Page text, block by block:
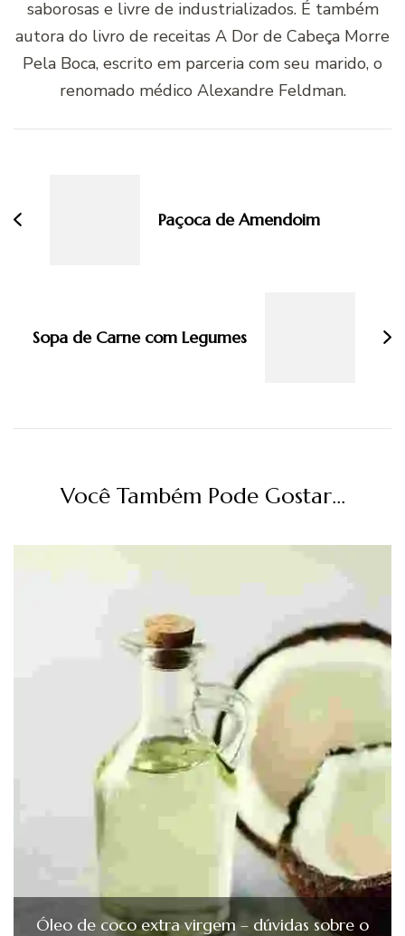
saborosas e livre de industrializados. É também
autora do livro de receitas A Dor de Cabeça Morre
Pela Boca, escrito em parceria com seu marido, o
renomado médico Alexandre Feldman.
Paçoca de Amendoim
Sopa de Carne com Legumes
Você Também Pode Gostar...
Óleo de coco extra virgem – dúvidas sobre o